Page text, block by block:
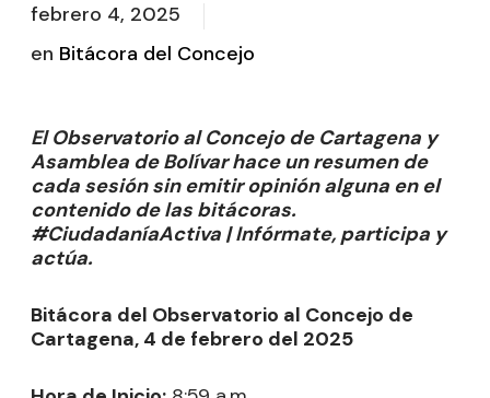
febrero 4, 2025
en Bitácora del Concejo
El Observatorio al Concejo de Cartagena y
Asamblea de Bolívar hace un resumen de
cada sesión sin emitir opinión alguna en el
contenido de las bitácoras.
#CiudadaníaActiva | Infórmate, participa y
actúa.
Bitácora del Observatorio al Concejo de
Cartagena, 4 de febrero del 2025